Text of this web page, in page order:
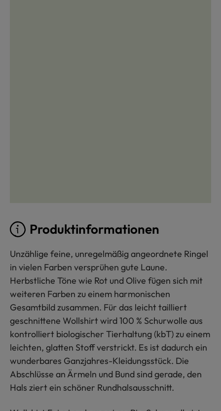
Produktinformationen
Unzählige feine, unregelmäßig angeordnete Ringel
in vielen Farben versprühen gute Laune.
Herbstliche Töne wie Rot und Olive fügen sich mit
weiteren Farben zu einem harmonischen
Gesamtbild zusammen. Für das leicht tailliert
geschnittene Wollshirt wird 100 % Schurwolle aus
kontrolliert biologischer Tierhaltung (kbT) zu einem
leichten, glatten Stoff verstrickt. Es ist dadurch ein
wunderbares Ganzjahres-Kleidungsstück. Die
Abschlüsse an Ärmeln und Bund sind gerade, den
Hals ziert ein schöner Rundhalsausschnitt.